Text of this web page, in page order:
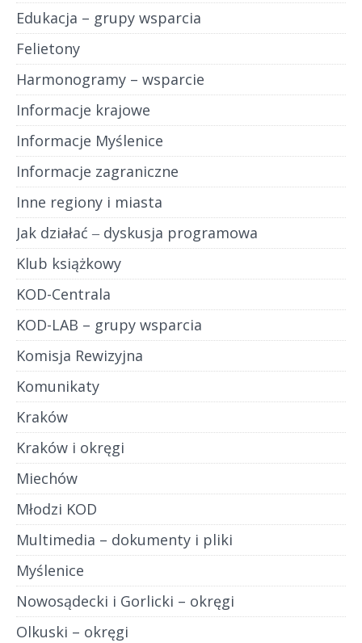
Edukacja – grupy wsparcia
Felietony
Harmonogramy – wsparcie
Informacje krajowe
Informacje Myślenice
Informacje zagraniczne
Inne regiony i miasta
Jak działać ‒ dyskusja programowa
Klub książkowy
KOD-Centrala
KOD-LAB – grupy wsparcia
Komisja Rewizyjna
Komunikaty
Kraków
Kraków i okręgi
Miechów
Młodzi KOD
Multimedia – dokumenty i pliki
Myślenice
Nowosądecki i Gorlicki – okręgi
Olkuski – okręgi